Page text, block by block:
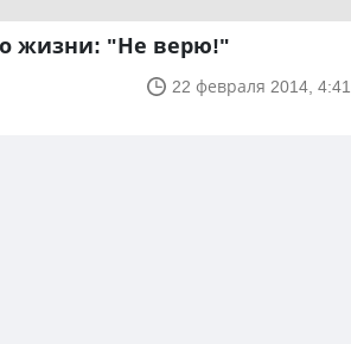
жизни: "Не верю!"
22 февраля 2014, 4:41